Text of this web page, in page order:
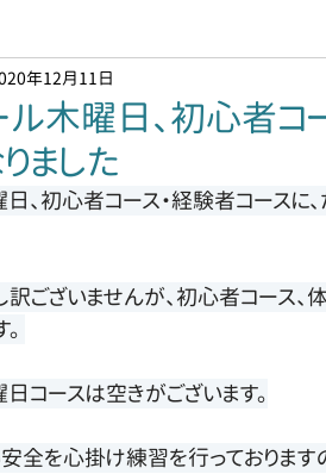
木曜日、初心者コ
ました
年12月11日
、初心者コース・経験者コースに
訳ございませんが、初心者コース
コースは空きがございます。
全を心掛け練習を行っておりま